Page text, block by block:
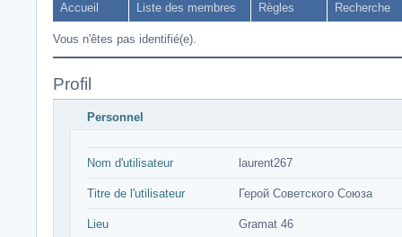
Accueil Liste des membres Règles Recherche
Vous n'êtes pas identifié(e).
Profil
Personnel
Nom d'utilisateur laurent267
Titre de l'utilisateur Герой Советского Союза
Lieu Gramat 46